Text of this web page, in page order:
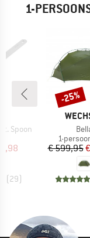
1-
Spoon
prijs
(29)
MERK
1-
€ 599,95
Korting
-25%